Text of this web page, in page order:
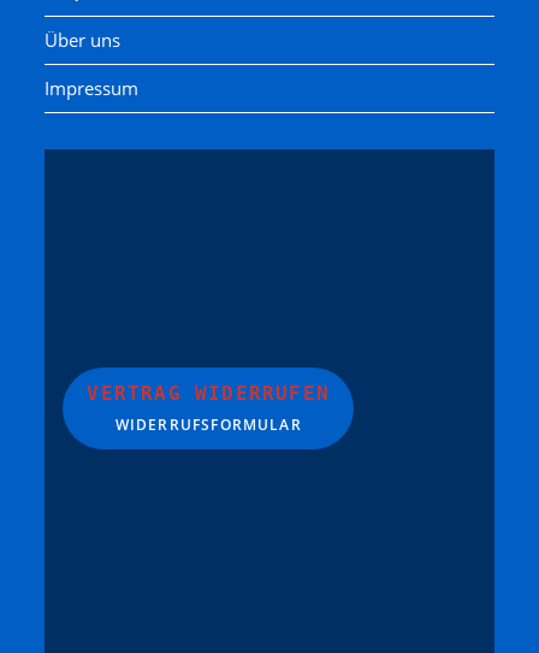
Über uns
Impressum
VERTRAG WIDERRUFEN
WIDERRUFSFORMULAR